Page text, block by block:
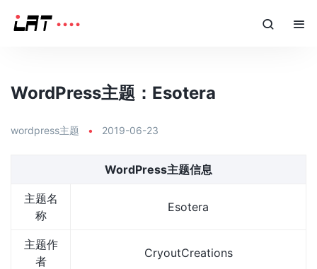
WordPress主题：Esotera
wordpress主题 • 2019-06-23
WordPress主题信息
主题名
称
Esotera
主题作
者
CryoutCreations